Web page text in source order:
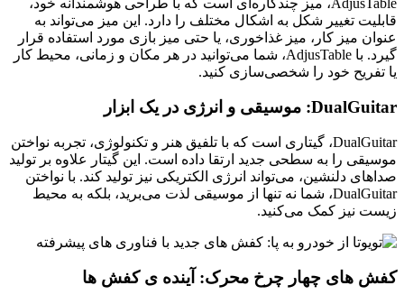
AdjusTable، میز چندکاره‌ای است که با طراحی هوشمندانه خود،
قابلیت تغییر شکل به اشکال مختلف را دارد. این میز می‌تواند به
عنوان میز کار، میز غذاخوری، یا حتی میز بازی مورد استفاده قرار
گیرد. با AdjusTable، شما می‌توانید در هر مکان و زمانی، محیط کار
یا تفریح خود را شخصی‌سازی کنید.
DualGuitar: موسیقی و انرژی در یک ابزار
DualGuitar، گیتاری است که با تلفیق هنر و تکنولوژی، تجربه نواختن
موسیقی را به سطحی جدید ارتقا داده است. این گیتار علاوه بر تولید
صداهای دلنشین، می‌تواند انرژی الکتریکی نیز تولید کند. با نواختن
DualGuitar، شما نه تنها از موسیقی لذت می‌برید، بلکه به محیط
زیست نیز کمک می‌کنید.
کفش‌ های چهار چرخ محرک: آینده‌ ی کفش‌ ها